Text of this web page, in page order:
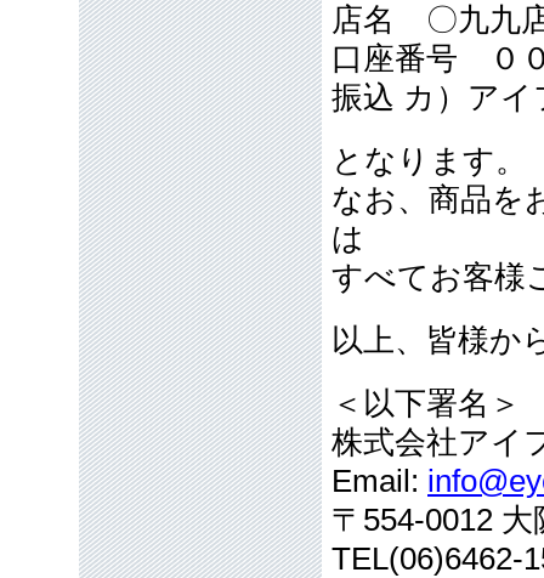
店名 〇九九
口座番号 ０
振込 カ）アイ
となります。
なお、商品を
は
すべてお客様
以上、皆様か
＜以下署名＞
株式会社アイ
Email:
〒554-0012
TEL(06)6462-